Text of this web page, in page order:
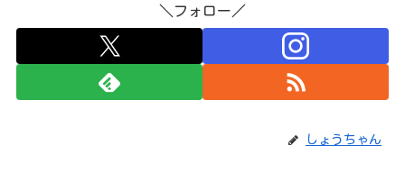
＼フォロー／
しょうちゃん